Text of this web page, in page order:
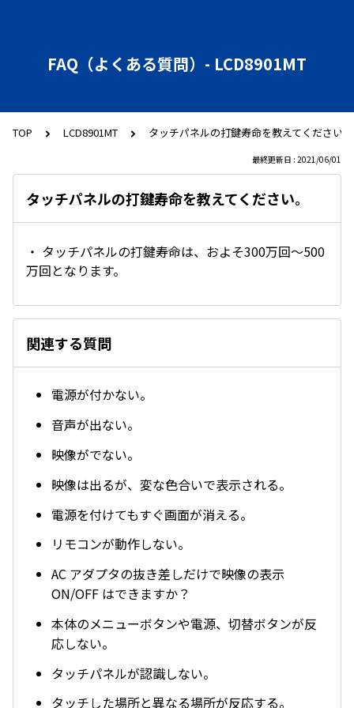
FAQ（よくある質問）- LCD8901MT
TOP LCD8901MT タッチパネルの打鍵寿命を教えてください。
最終更新日 : 2021/06/01
タッチパネルの打鍵寿命を教えてください。
・ タッチパネルの打鍵寿命は、およそ300万回～500
万回となります。
関連する質問
電源が付かない。
音声が出ない。
映像がでない。
映像は出るが、変な色合いで表示される。
電源を付けてもすぐ画面が消える。
リモコンが動作しない。
AC アダプタの抜き差しだけで映像の表示
ON/OFF はできますか？
本体のメニューボタンや電源、切替ボタンが反
応しない。
タッチパネルが認識しない。
タッチした場所と異なる場所が反応する。